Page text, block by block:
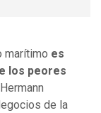
marítimo es
los peores
de la